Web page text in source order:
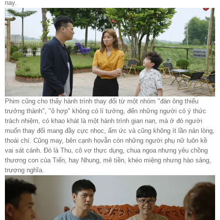
nay.
Phim cũng cho thấy hành trình thay đổi từ một nhóm "đàn ông thiếu
trưởng thành", "ô hợp" không có lí tưởng, đến những người có ý thức
trách nhiệm, có khao khát là một hành trình gian nan, mà ở đó người
muốn thay đổi mang đầy cực nhọc, ấm ức và cũng không ít lần nản lòng,
thoái chí. Cũng may, bên cạnh họvẫn còn những người phụ nữ luôn kề
vai sát cánh. Đó là Thu, cô vợ thực dụng, chua ngoa nhưng yêu chồng
thương con của Tiến, hay Nhung, mê tiền, khéo miệng nhưng hào sảng,
trượng nghĩa.